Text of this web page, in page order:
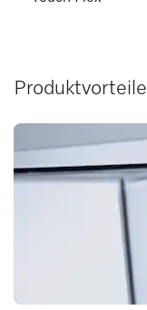
Produktvorteile